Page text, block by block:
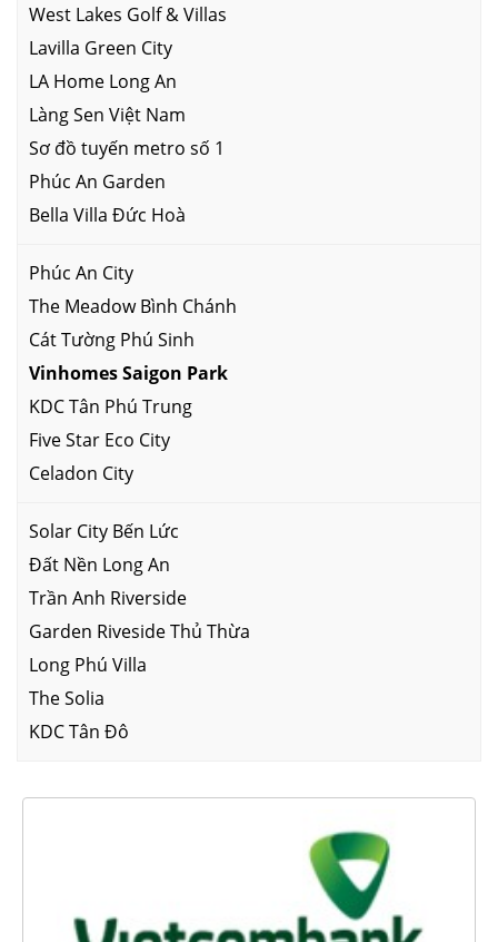
West Lakes Golf & Villas
Lavilla Green City
LA Home Long An
Làng Sen Việt Nam
Sơ đồ tuyến metro số 1
Phúc An Garden
Bella Villa Đức Hoà
Phúc An City
The Meadow Bình Chánh
Cát Tường Phú Sinh
Vinhomes Saigon Park
KDC Tân Phú Trung
Five Star Eco City
Celadon City
Solar City Bến Lức
Đất Nền Long An
Trần Anh Riverside
Garden Riveside Thủ Thừa
Long Phú Villa
The Solia
KDC Tân Đô